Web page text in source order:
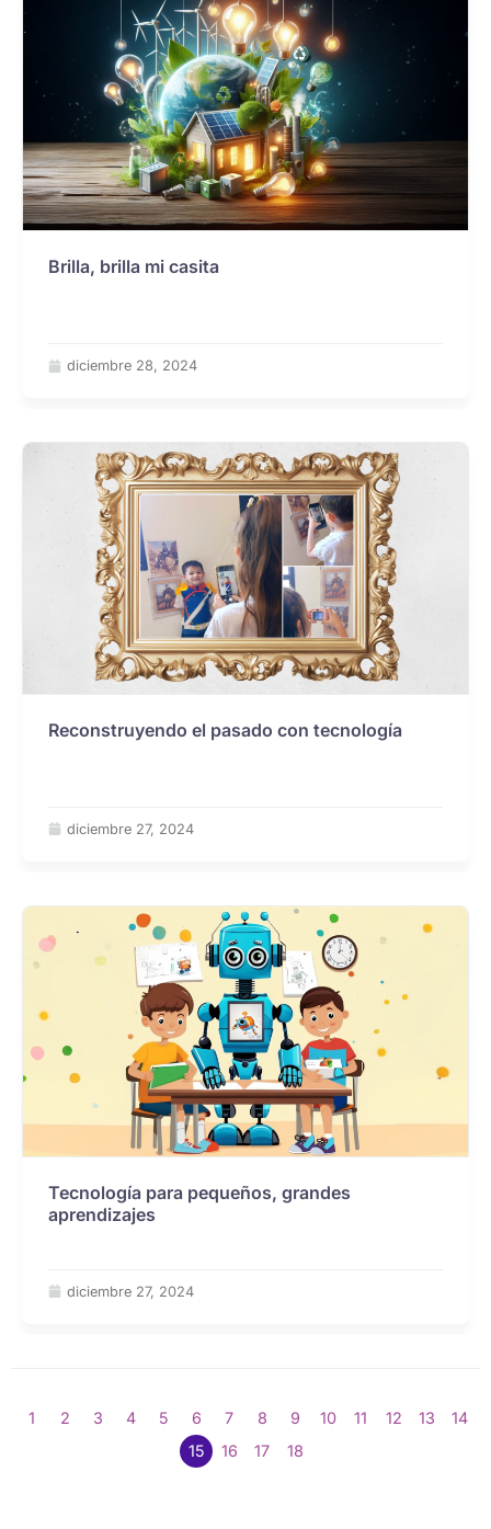
Brilla, brilla mi casita
diciembre 28, 2024
Reconstruyendo el pasado con tecnología
diciembre 27, 2024
Tecnología para pequeños, grandes
aprendizajes
diciembre 27, 2024
1 2 3 4 5 6 7 8 9 10 11 12 13
14
15
16 17 18